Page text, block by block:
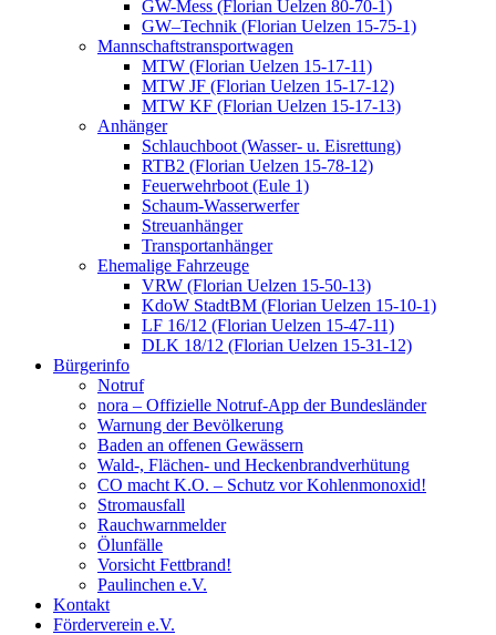
GW-Mess (Florian Uelzen 80-70-1)
GW–Technik (Florian Uelzen 15-75-1)
Mannschaftstransportwagen
MTW (Florian Uelzen 15-17-11)
MTW JF (Florian Uelzen 15-17-12)
MTW KF (Florian Uelzen 15-17-13)
Anhänger
Schlauchboot (Wasser- u. Eisrettung)
RTB2 (Florian Uelzen 15-78-12)
Feuerwehrboot (Eule 1)
Schaum-Wasserwerfer
Streuanhänger
Transportanhänger
Ehemalige Fahrzeuge
VRW (Florian Uelzen 15-50-13)
KdoW StadtBM (Florian Uelzen 15-10-1)
LF 16/12 (Florian Uelzen 15-47-11)
DLK 18/12 (Florian Uelzen 15-31-12)
Bürgerinfo
Notruf
nora – Offizielle Notruf-App der Bundesländer
Warnung der Bevölkerung
Baden an offenen Gewässern
Wald-, Flächen- und Heckenbrandverhütung
CO macht K.O. – Schutz vor Kohlenmonoxid!
Stromausfall
Rauchwarnmelder
Ölunfälle
Vorsicht Fettbrand!
Paulinchen e.V.
Kontakt
Förderverein e.V.